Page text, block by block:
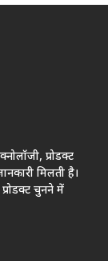
प्रोडक्ट
मिलती है।
चुनने में